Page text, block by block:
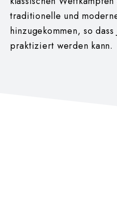
traditionelle und
hinzugekommen, so dass
praktiziert werden kann.